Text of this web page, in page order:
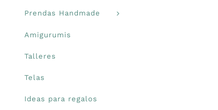
Prendas Handmade
Amigurumis
Talleres
Telas
Ideas para regalos